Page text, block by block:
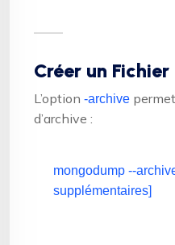
Créer un
L’option -archive
d’archive :
mongodump --
supplémentaires]